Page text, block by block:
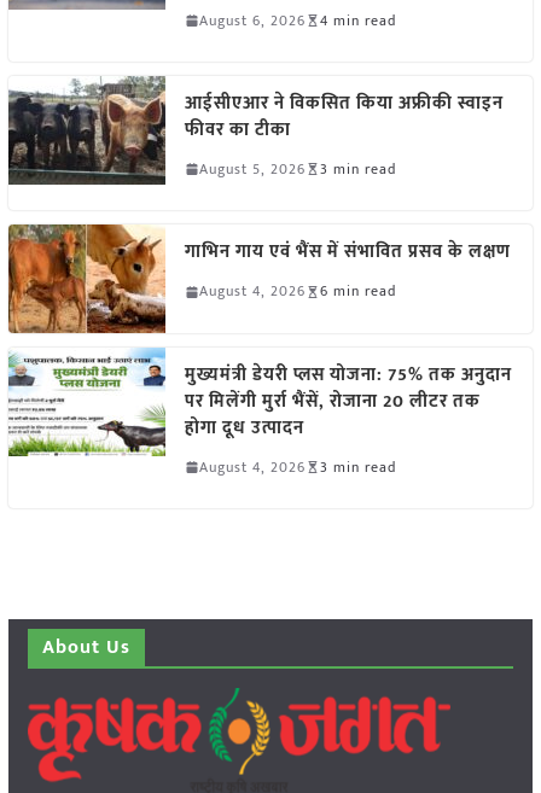
August 6, 2026 4 min read
आईसीएआर ने विकसित किया अफ्रीकी स्वाइन
फीवर का टीका
August 5, 2026 3 min read
गाभिन गाय एवं भैंस में संभावित प्रसव के लक्षण
August 4, 2026 6 min read
मुख्यमंत्री डेयरी प्लस योजना: 75% तक अनुदान
पर मिलेंगी मुर्रा भैंसें, रोजाना 20 लीटर तक
होगा दूध उत्पादन
August 4, 2026 3 min read
About Us